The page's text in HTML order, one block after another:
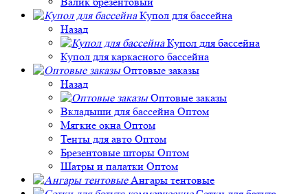
Купол для бассейна
Назад
Купол для бассейна
Купол для каркасного бассейна
Оптовые заказы
Назад
Оптовые заказы
Вкладыши для бассейна Оптом
Мягкие окна Оптом
Тенты для авто Оптом
Брезентовые шторы Оптом
Шатры и палатки Оптом
Ангары тентовые